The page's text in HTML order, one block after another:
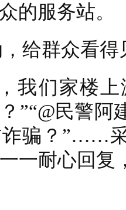
的服务站。
给群众看得
我们家楼
”“@民警
骗？”……
一耐心回复